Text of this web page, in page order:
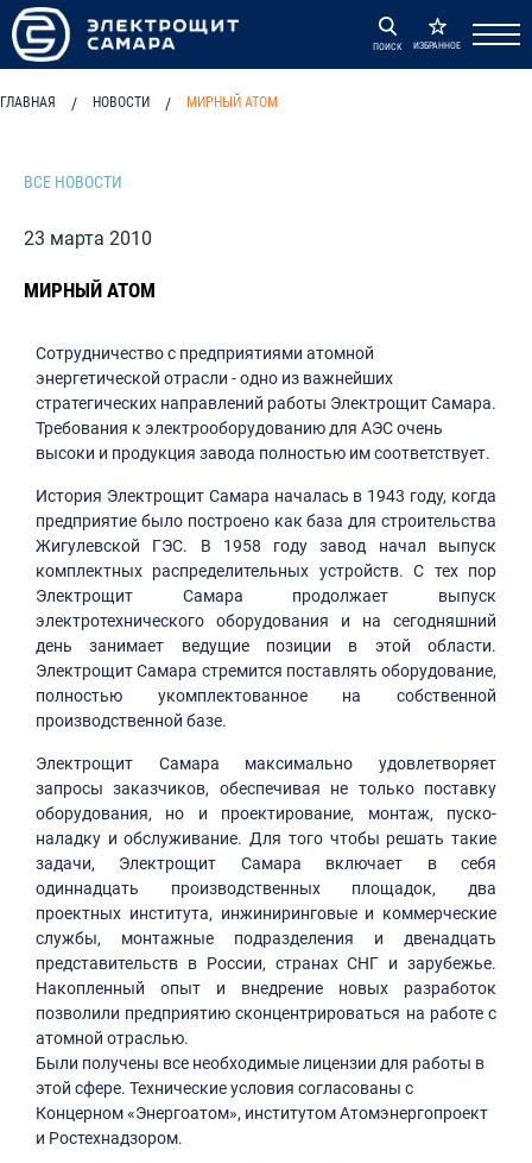
ПОИСК ИЗБРАННОЕ
ГЛАВНАЯ / НОВОСТИ / МИРНЫЙ АТОМ
ВСЕ НОВОСТИ
23 марта 2010
МИРНЫЙ АТОМ
Сотрудничество с предприятиями атомной
энергетической отрасли - одно из важнейших
стратегических направлений работы Электрощит Самара.
Требования к электрооборудованию для АЭС очень
высоки и продукция завода полностью им соответствует.
История Электрощит Самара началась в 1943 году, когда
предприятие было построено как база для строительства
Жигулевской ГЭС. В 1958 году завод начал выпуск
комплектных распределительных устройств. С тех пор
Электрощит Самара продолжает выпуск
электротехнического оборудования и на сегодняшний
день занимает ведущие позиции в этой области.
Электрощит Самара стремится поставлять оборудование,
полностью укомплектованное на собственной
производственной базе.
Электрощит Самара максимально удовлетворяет
запросы заказчиков, обеспечивая не только поставку
оборудования, но и проектирование, монтаж, пуско-
наладку и обслуживание. Для того чтобы решать такие
задачи, Электрощит Самара включает в себя
одиннадцать производственных площадок, два
проектных института, инжиниринговые и коммерческие
службы, монтажные подразделения и двенадцать
представительств в России, странах СНГ и зарубежье.
Накопленный опыт и внедрение новых разработок
позволили предприятию сконцентрироваться на работе с
атомной отраслью.
Были получены все необходимые лицензии для работы в
этой сфере. Технические условия согласованы с
Концерном «Энергоатом», институтом Атомэнергопроект
и Ростехнадзором.